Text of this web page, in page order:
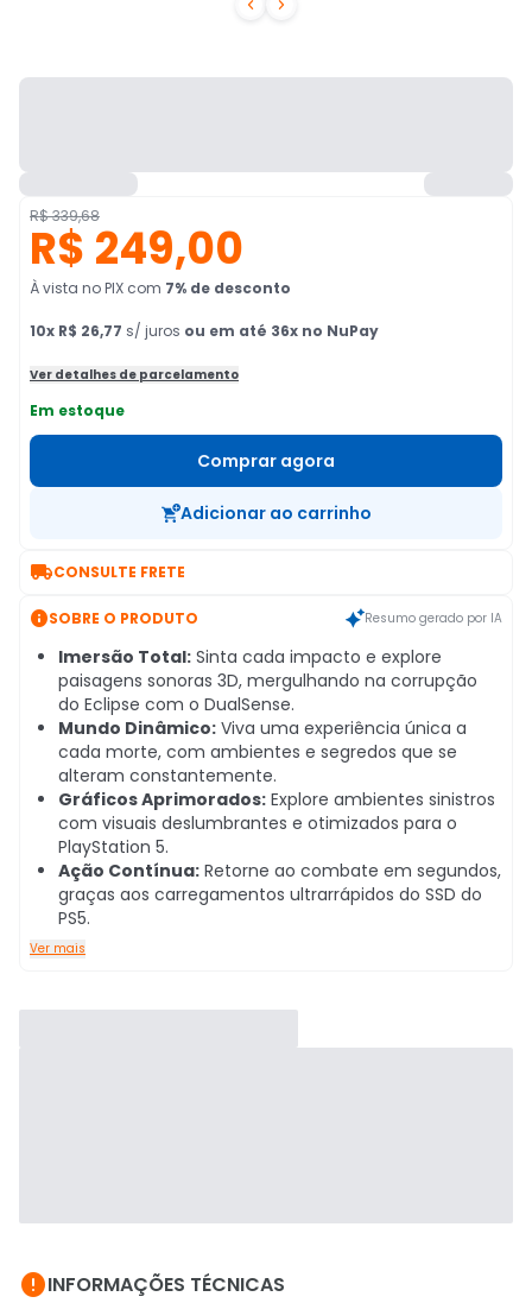
 
R$ 339,68
R$ 249,00
À vista no PIX com 7% de desconto
10x R$ 26,77 s/ juros ou em até 36x no NuPay
Ver detalhes de parcelamento
Em estoque
Comprar agora
Adicionar ao carrinho
CONSULTE FRETE
SOBRE O PRODUTO Resumo gerado por IA
Imersão Total: Sinta cada impacto e explore
paisagens sonoras 3D, mergulhando na corrupção
do Eclipse com o DualSense.
Mundo Dinâmico: Viva uma experiência única a
cada morte, com ambientes e segredos que se
alteram constantemente.
Gráficos Aprimorados: Explore ambientes sinistros
com visuais deslumbrantes e otimizados para o
PlayStation 5.
Ação Contínua: Retorne ao combate em segundos,
graças aos carregamentos ultrarrápidos do SSD do
PS5.
Ver mais
INFORMAÇÕES TÉCNICAS